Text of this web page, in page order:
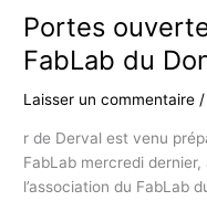
Portes
FabLab du
Laisser un commentaire /
r de Derval est venu
FabLab mercredi
l’association du FabLab